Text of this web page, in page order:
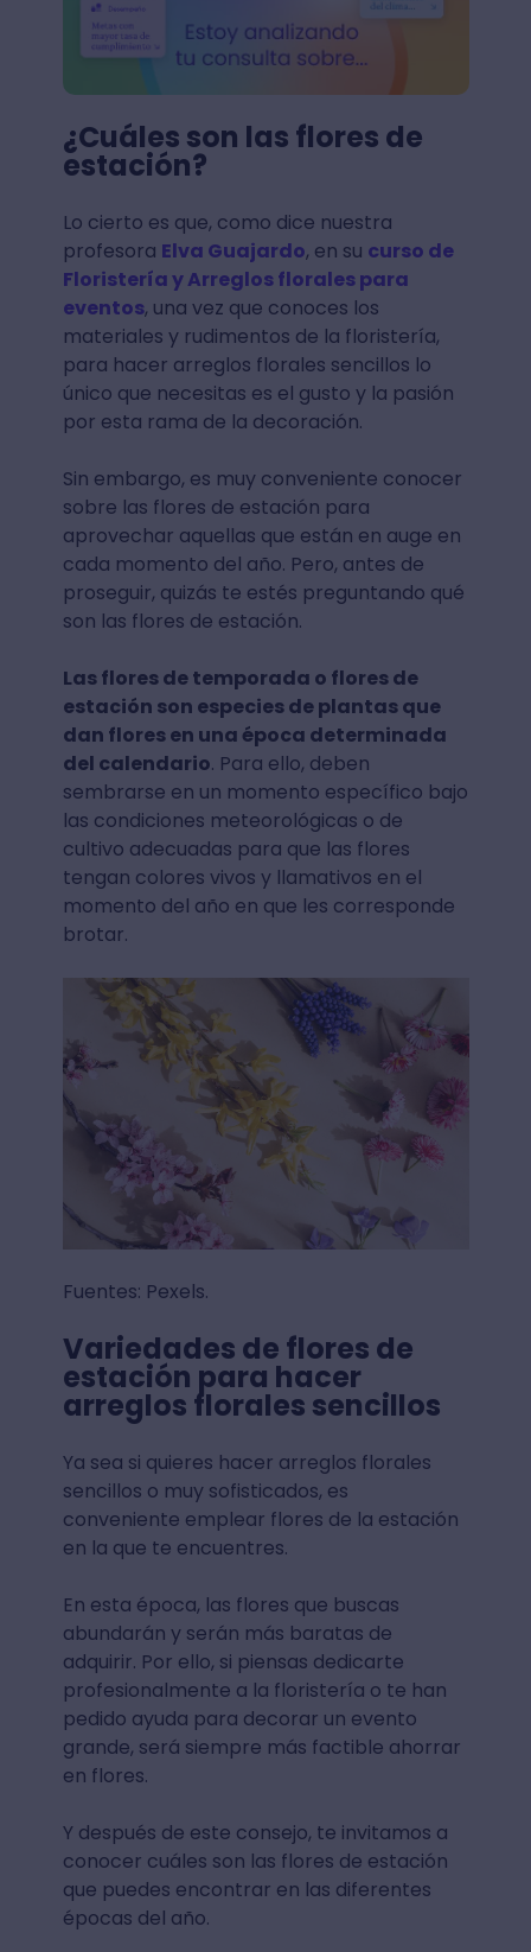
¿Cuáles son las flores de
estación?
Lo cierto es que, como dice nuestra
profesora Elva Guajardo, en su curso de
Floristería y Arreglos florales para
eventos, una vez que conoces los
materiales y rudimentos de la floristería,
para hacer arreglos florales sencillos lo
único que necesitas es el gusto y la pasión
por esta rama de la decoración.
Sin embargo, es muy conveniente conocer
sobre las flores de estación para
aprovechar aquellas que están en auge en
cada momento del año. Pero, antes de
proseguir, quizás te estés preguntando qué
son las flores de estación.
Las flores de temporada o flores de
estación son especies de plantas que
dan flores en una época determinada
del calendario. Para ello, deben
sembrarse en un momento específico bajo
las condiciones meteorológicas o de
cultivo adecuadas para que las flores
tengan colores vivos y llamativos en el
momento del año en que les corresponde
brotar.
Fuentes: Pexels.
Variedades de flores de
estación para hacer
arreglos florales sencillos
Ya sea si quieres hacer arreglos florales
sencillos o muy sofisticados, es
conveniente emplear flores de la estación
en la que te encuentres.
En esta época, las flores que buscas
abundarán y serán más baratas de
adquirir. Por ello, si piensas dedicarte
profesionalmente a la floristería o te han
pedido ayuda para decorar un evento
grande, será siempre más factible ahorrar
en flores.
Y después de este consejo, te invitamos a
conocer cuáles son las flores de estación
que puedes encontrar en las diferentes
épocas del año.